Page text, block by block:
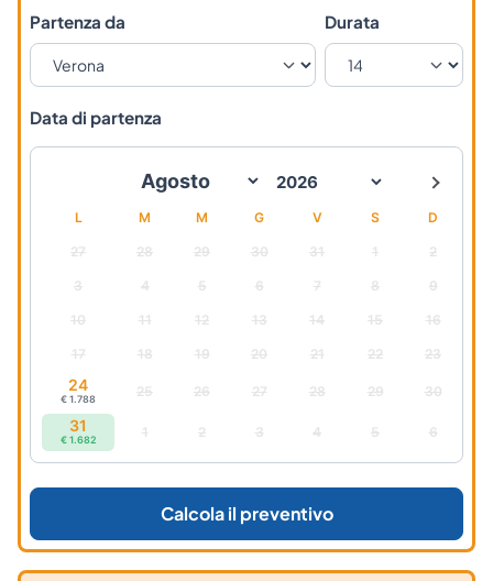
Partenza da Durata
Data di partenza
L M M G V S D
27 28 29 30 31 1 2
3 4 5 6 7 8 9
10 11 12 13 14 15 16
17 18 19 20 21 22 23
24
€ 1.788 25 26 27 28 29 30
31
€ 1.682 1 2 3 4 5 6
Calcola il preventivo